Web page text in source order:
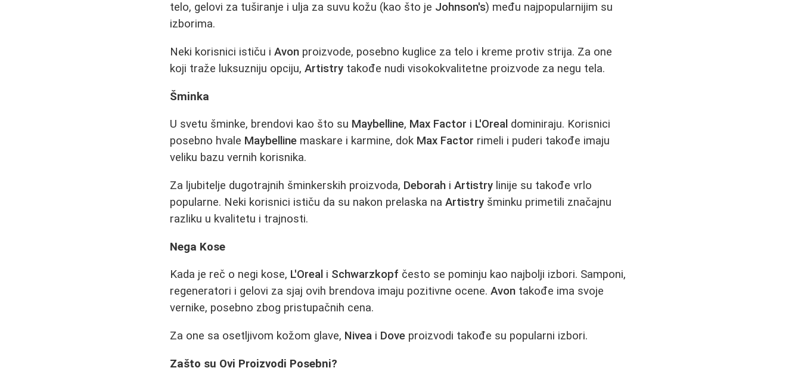
telo, gelovi za tuširanje i ulja za suvu kožu (kao što je Johnson's) među najpopularnijim su
izborima.
Neki korisnici ističu iAvon proizvode, posebno kuglice za telo i kreme protiv strija. Za one
koji traže luksuzniju opciju,Artistry takođe nudi visokokvalitetne proizvode za negu tela.
Šminka
U svetu šminke, brendovi kao što su Maybelline, Max Factor i L'Oreal dominiraju. Korisnici
posebno hvale Maybelline maskare i karmine, dok Max Factor rimeli i puderi takođe imaju
veliku bazu vernih korisnika.
Za ljubitelje dugotrajnih šminkerskih proizvoda, Deborah iArtistry linije su takođe vrlo
popularne. Neki korisnici ističu da su nakon prelaska naArtistry šminku primetili značajnu
razliku u kvalitetu i trajnosti.
Nega Kose
Kada je reč o negi kose, L'Oreal i Schwarzkopf često se pominju kao najbolji izbori. Samponi,
regeneratori i gelovi za sjaj ovih brendova imaju pozitivne ocene.Avon takođe ima svoje
vernike, posebno zbog pristupačnih cena.
Za one sa osetljivom kožom glave, Nivea i Dove proizvodi takođe su popularni izbori.
Zašto su Ovi Proizvodi Posebni?